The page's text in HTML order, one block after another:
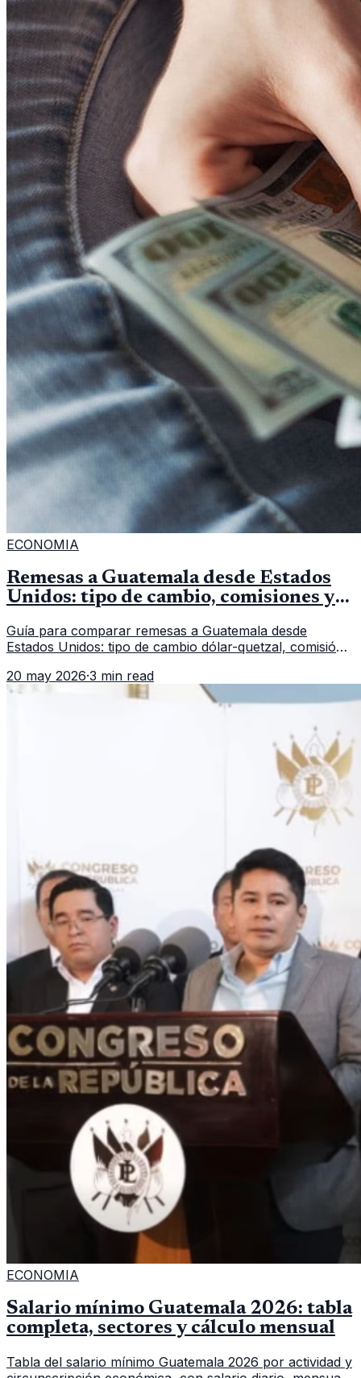
ECONOMIA
Remesas a Guatemala desde Estados
Unidos: tipo de cambio, comisiones y
Guía para comparar remesas a Guatemala desde
Estados Unidos: tipo de cambio dólar-quetzal, comisión,
recibido.
20 may 2026·3 min read
ECONOMIA
Salario mínimo Guatemala 2026: tabla
completa, sectores y cálculo mensual
Tabla del salario mínimo Guatemala 2026 por actividad y